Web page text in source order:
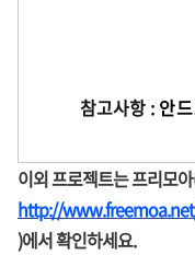
참고사항 : 안
이외 프로젝트는 프리모
http://
)에서 확인하세요.